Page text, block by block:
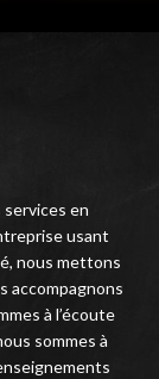
en
usant
nous mettons
accompagnons
à l’écoute
sommes à